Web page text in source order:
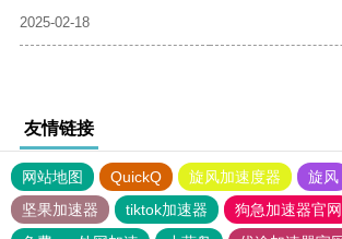
2025-02-18
友情链接
网站地图 QuickQ 旋风加速度器 旋风
坚果加速器
tiktok加速器
狗急加速器官网